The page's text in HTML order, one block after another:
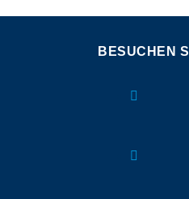
BESUCHEN